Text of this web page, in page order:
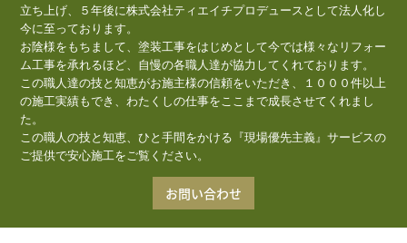
立ち上げ、５年後に株式会社ティエイチプロデュースとして法人化し
今に至っております。
お陰様をもちまして、塗装工事をはじめとして今では様々なリフォー
ム工事を承れるほど、自慢の各職人達が協力してくれております。
この職人達の技と知恵がお施主様の信頼をいただき、１０００件以上
の施工実績もでき、わたくしの仕事をここまで成長させてくれまし
た。
この職人の技と知恵、ひと手間をかける『現場優先主義』サービスの
ご提供で安心施工をご覧ください。
お問い合わせ